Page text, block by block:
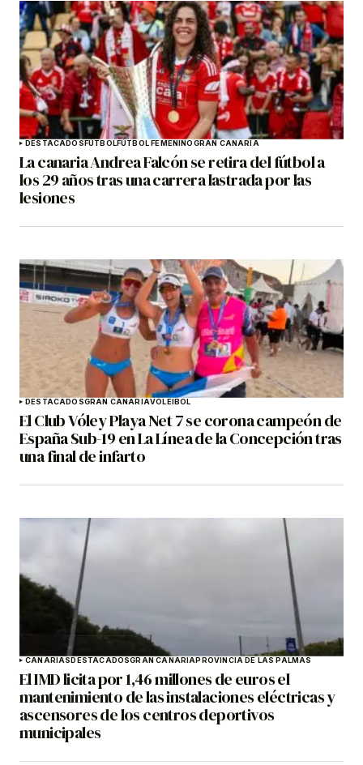
DESTACADOSFÚTBOLFÚTBOL FEMENINOGRAN CANARIA
La canaria Andrea Falcón se retira del fútbol a
los 29 años tras una carrera lastrada por las
lesiones
DESTACADOSGRAN CANARIAVOLEIBOL
El Club Vóley Playa Net 7 se corona campeón de
España Sub-19 en La Línea de la Concepción tras
una final de infarto
CANARIASDESTACADOSGRAN CANARIAPROVINCIA DE LAS PALMAS
El IMD licita por 1,46 millones de euros el
mantenimiento de las instalaciones eléctricas y
ascensores de los centros deportivos
municipales